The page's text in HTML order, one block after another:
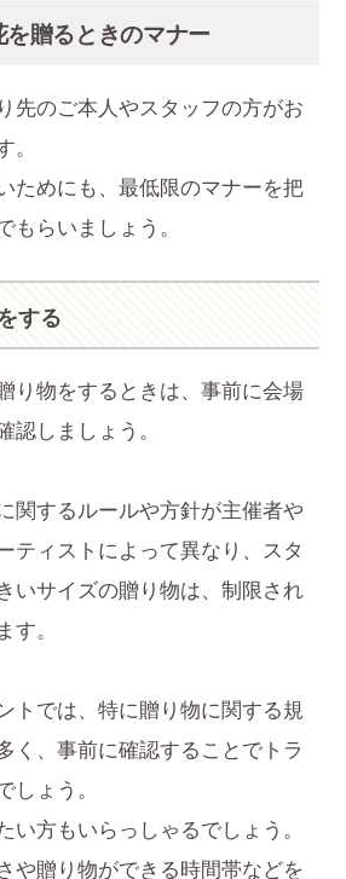
贈るときのマナー
先のご本人やスタッフの方がお
。
ためにも、最低限のマナーを把
もらいましょう。
する
り物をするときは、事前に会場
認しましょう。
関するルールや方針が主催者や
ティストによって異なり、スタ
いサイズの贈り物は、制限され
す。
トでは、特に贈り物に関する規
く、事前に確認することでトラ
しょう。
い方もいらっしゃるでしょう。
や贈り物ができる時間帯などを